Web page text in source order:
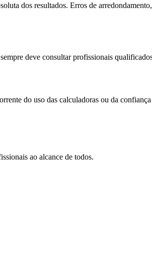
dos resultados. Erros de
deve consultar profissionais
do uso das calculadoras ou da
ao alcance de todos.